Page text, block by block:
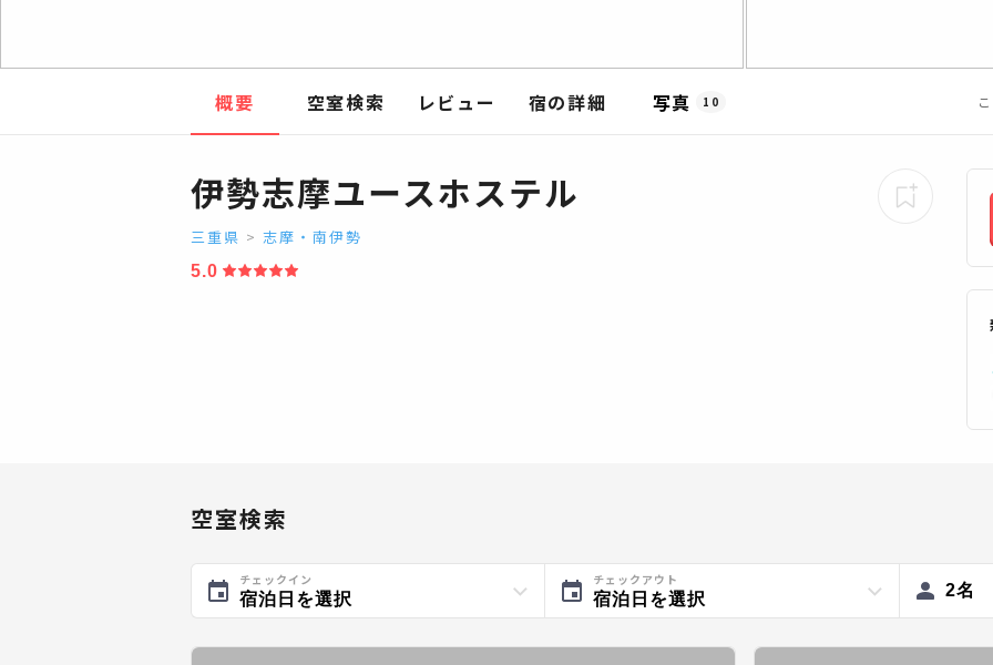
概要 空室検索 レビュー 宿の詳細 写真 10
伊勢志摩ユースホステル
三重県 > 志摩・南伊勢
5.0
空室検索
チェックイン
宿泊日を選択
チェックアウト
宿泊日を選択 2名